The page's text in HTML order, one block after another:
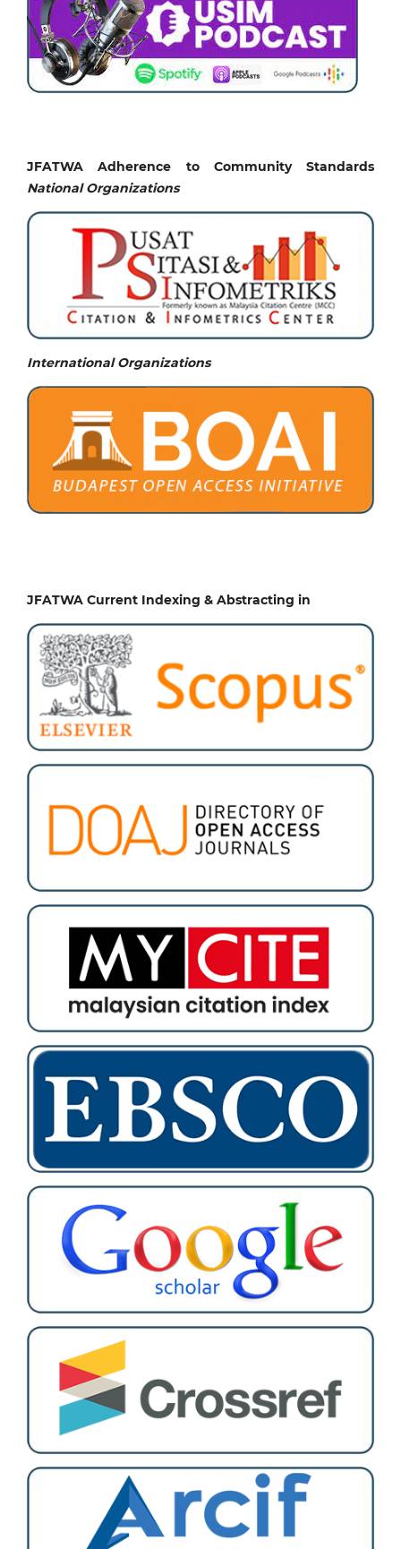
JFATWA Adherence to Community Standards
National Organizations
International Organizations
JFATWA Current Indexing & Abstracting in